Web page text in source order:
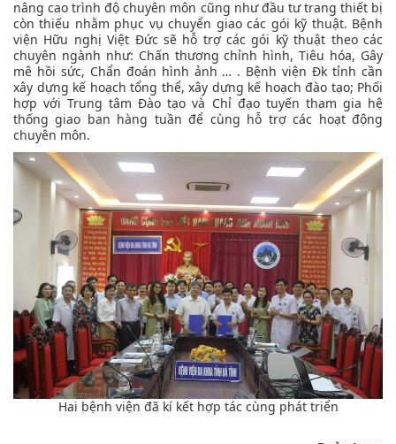
nâng cao trình độ chuyên môn cũng như đầu tư trang thiết bị
còn thiếu nhằm phục vụ chuyển giao các gói kỹ thuật. Bệnh
viện Hữu nghị Việt Đức sẽ hỗ trợ các gói kỹ thuật theo các
chuyên ngành như: Chấn thương chỉnh hình, Tiêu hóa, Gây
mê hồi sức, Chẩn đoán hình ảnh … . Bệnh viện Đk tỉnh cần
xây dựng kế hoạch tổng thể, xây dựng kế hoạch đào tạo; Phối
hợp với Trung tâm Đào tạo và Chỉ đạo tuyến tham gia hệ
thống giao ban hàng tuần để cùng hỗ trợ các hoạt động
chuyên môn.
Hai bệnh viện đã kí kết hợp tác cùng phát triển